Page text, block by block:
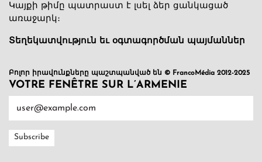
Կայքի թիմը պատրաստ է լսել ձեր ցանկացած
առաջարկ։
Տեղեկատվություն եւ օգտագործման պայմաններ
Բոլոր իրավունքները պաշտպանված են © FrancoMédia 2012-2025
VOTRE FENÊTRE SUR L’ARMENIE